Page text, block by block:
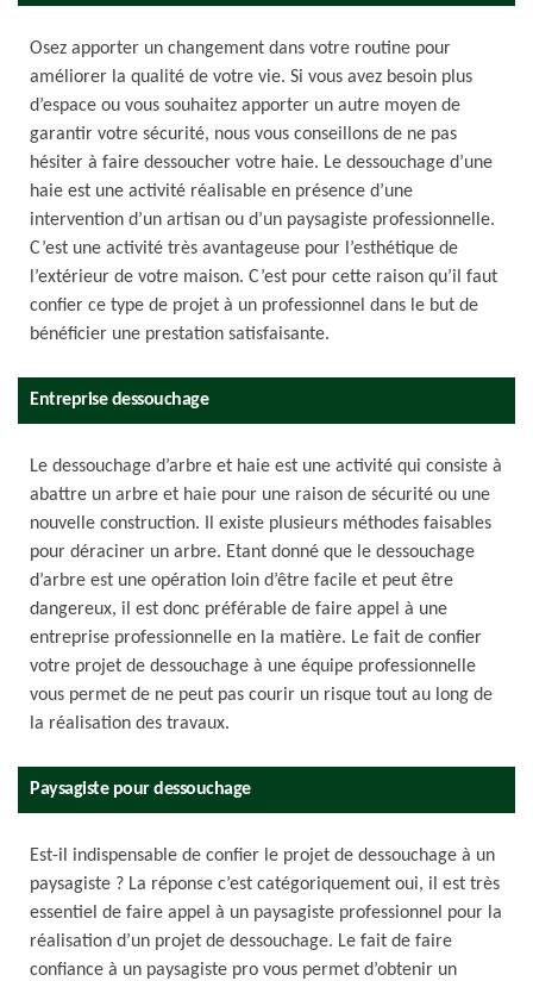
Osez apporter un changement dans votre routine pour
améliorer la qualité de votre vie. Si vous avez besoin plus
d’espace ou vous souhaitez apporter un autre moyen de
garantir votre sécurité, nous vous conseillons de ne pas
hésiter à faire dessoucher votre haie. Le dessouchage d’une
haie est une activité réalisable en présence d’une
intervention d’un artisan ou d’un paysagiste professionnelle.
C’est une activité très avantageuse pour l’esthétique de
l’extérieur de votre maison. C’est pour cette raison qu’il faut
confier ce type de projet à un professionnel dans le but de
bénéficier une prestation satisfaisante.
Entreprise dessouchage
Le dessouchage d’arbre et haie est une activité qui consiste à
abattre un arbre et haie pour une raison de sécurité ou une
nouvelle construction. Il existe plusieurs méthodes faisables
pour déraciner un arbre. Etant donné que le dessouchage
d’arbre est une opération loin d’être facile et peut être
dangereux, il est donc préférable de faire appel à une
entreprise professionnelle en la matière. Le fait de confier
votre projet de dessouchage à une équipe professionnelle
vous permet de ne peut pas courir un risque tout au long de
la réalisation des travaux.
Paysagiste pour dessouchage
Est-il indispensable de confier le projet de dessouchage à un
paysagiste ? La réponse c’est catégoriquement oui, il est très
essentiel de faire appel à un paysagiste professionnel pour la
réalisation d’un projet de dessouchage. Le fait de faire
confiance à un paysagiste pro vous permet d’obtenir un